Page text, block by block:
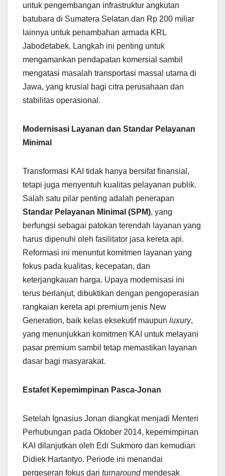
untuk pengembangan infrastruktur angkutan
batubara di Sumatera Selatan dan Rp 200 miliar
lainnya untuk penambahan armada KRL
Jabodetabek. Langkah ini penting untuk
mengamankan pendapatan komersial sambil
mengatasi masalah transportasi massal utama di
Jawa, yang krusial bagi citra perusahaan dan
stabilitas operasional.
Modernisasi Layanan dan Standar Pelayanan
Minimal
Transformasi KAI tidak hanya bersifat finansial,
tetapi juga menyentuh kualitas pelayanan publik.
Salah satu pilar penting adalah penerapan
Standar Pelayanan Minimal (SPM), yang
berfungsi sebagai patokan terendah layanan yang
harus dipenuhi oleh fasilitator jasa kereta api.
Reformasi ini menuntut komitmen layanan yang
fokus pada kualitas, kecepatan, dan
keterjangkauan harga. Upaya modernisasi ini
terus berlanjut, dibuktikan dengan pengoperasian
rangkaian kereta api premium jenis New
Generation, baik kelas eksekutif maupun luxury,
yang menunjukkan komitmen KAI untuk melayani
pasar premium sambil tetap memastikan layanan
dasar bagi masyarakat.
Estafet Kepemimpinan Pasca-Jonan
Setelah Ignasius Jonan diangkat menjadi Menteri
Perhubungan pada Oktober 2014, kepemimpinan
KAI dilanjutkan oleh Edi Sukmoro dan kemudian
Didiek Hartantyo. Periode ini menandai
pergeseran fokus dari turnaroundmendesak